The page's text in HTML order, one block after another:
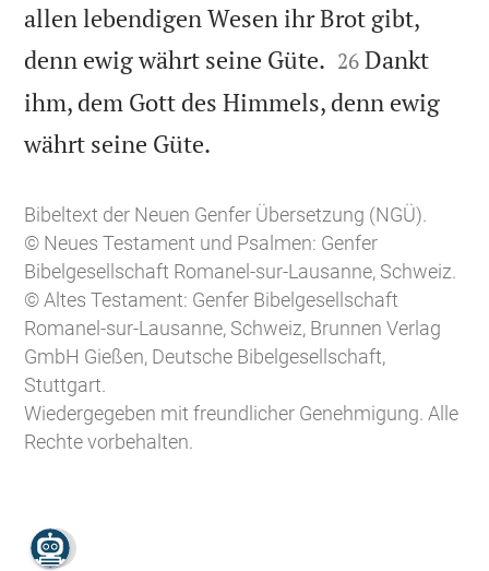
allen lebendigen Wesen ihr Brot gibt,
denn ewig währt seine Güte. 

26 Dankt
ihm, dem Gott des Himmels, denn ewig
währt seine Güte.
Bibeltext der Neuen Genfer Übersetzung (NGÜ).
© Neues Testament und Psalmen: Genfer
Bibelgesellschaft Romanel-sur-Lausanne, Schweiz.
© Altes Testament: Genfer Bibelgesellschaft
Romanel-sur-Lausanne, Schweiz, Brunnen Verlag
GmbH Gießen, Deutsche Bibelgesellschaft,
Stuttgart.
Wiedergegeben mit freundlicher Genehmigung. Alle
Rechte vorbehalten.